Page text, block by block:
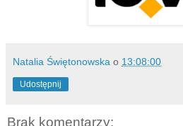
Natalia Świętonowska o 13:08:00
Udostępnij
Brak komentarzy: